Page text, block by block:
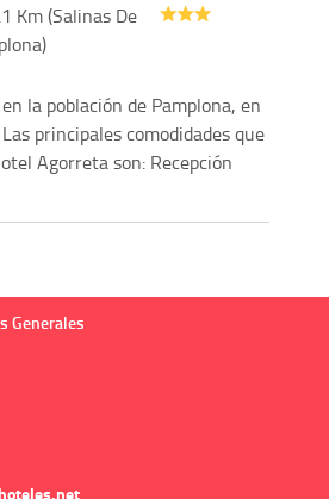
Km (Salinas De
la población de Pamplona, en
principales comodidades que
Agorreta son: Recepción
Generales